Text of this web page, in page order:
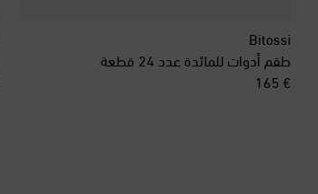
Bitossi
طقم أدوات للمائدة عدد 24 قطعة
€ 165
original price